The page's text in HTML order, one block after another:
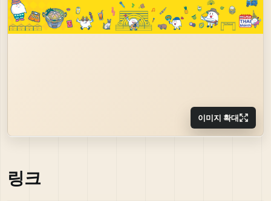
이미지 확대
링크